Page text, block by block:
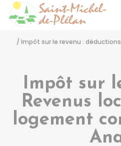
/ Impôt sur le revenu :
Impôt sur
Revenus
logement